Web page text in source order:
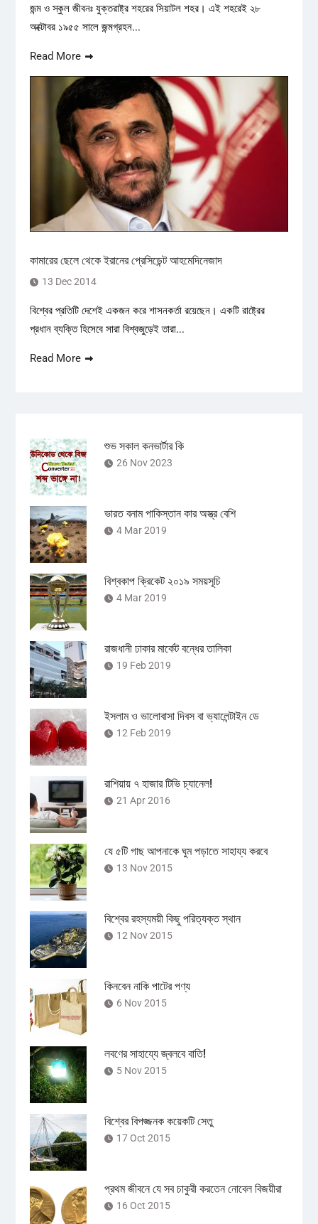
জন্ম ও স্কুল জীবনঃ যুক্তরাষ্ট্র শহরের সিয়াটল শহর। এই শহরেই ২৮
অক্টোবর ১৯৫৫ সালে জন্মগ্রহন...
Read More
কামারের ছেলে থেকে ইরানের প্রেসিডেন্ট আহমেদিনেজাদ
13 Dec 2014
বিশ্বের প্রতিটি দেশেই একজন করে শাসনকর্তা রয়েছেন। একটি রাষ্ট্রের
প্রধান ব্যক্তি হিসেবে সারা বিশ্বজুড়েই তারা...
Read More
শুভ সকাল কনভার্টার কি
26 Nov 2023
ভারত বনাম পাকিস্তান কার অস্ত্র বেশি
4 Mar 2019
বিশ্বকাপ ক্রিকেট ২০১৯ সময়সূচি
4 Mar 2019
রাজধানী ঢাকার মার্কেট বন্ধের তালিকা
19 Feb 2019
ইসলাম ও ভালোবাসা দিবস বা ভ্যালেন্টাইন ডে
12 Feb 2019
রাশিয়ায় ৭ হাজার টিভি চ্যানেল!
21 Apr 2016
যে ৫টি গাছ আপনাকে ঘুম পড়াতে সাহায্য করবে
13 Nov 2015
বিশ্বের রহস্যময়ী কিছু পরিত্যক্ত স্থান
12 Nov 2015
কিনবেন নাকি পাটের পণ্য
6 Nov 2015
লবণের সাহায্যে জ্বলবে বাতি!
5 Nov 2015
বিশ্বের বিপজ্জনক কয়েকটি সেতু
17 Oct 2015
প্রথম জীবনে যে সব চাকুরী করতেন নোবেল বিজয়ীরা
16 Oct 2015